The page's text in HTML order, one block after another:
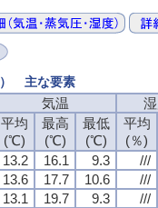
主な要素
気温
平均
(℃)
最高
(℃)
最低
(℃)
平均
(％)
13.2 16.1 9.3
///
13.6 17.7 10.6
///
13.1 19.7 9.3
///
気温
平均
(℃)
最高
(℃)
最低
(℃)
平均
(％)
13.2 16.1 9.3
///
13.6 17.7 10.6
///
13.1 19.7 9.3
///
気温
平均
(℃)
最高
(℃)
最低
(℃)
平均
(％)
13.2 16.1 9.3
///
13.6 17.7 10.6
///
13.1 19.7 9.3
///
気温
平均
(℃)
最高
(℃)
最低
(℃)
平均
(％)
13.2 16.1 9.3
///
13.6 17.7 10.6
///
13.1 19.7 9.3
///